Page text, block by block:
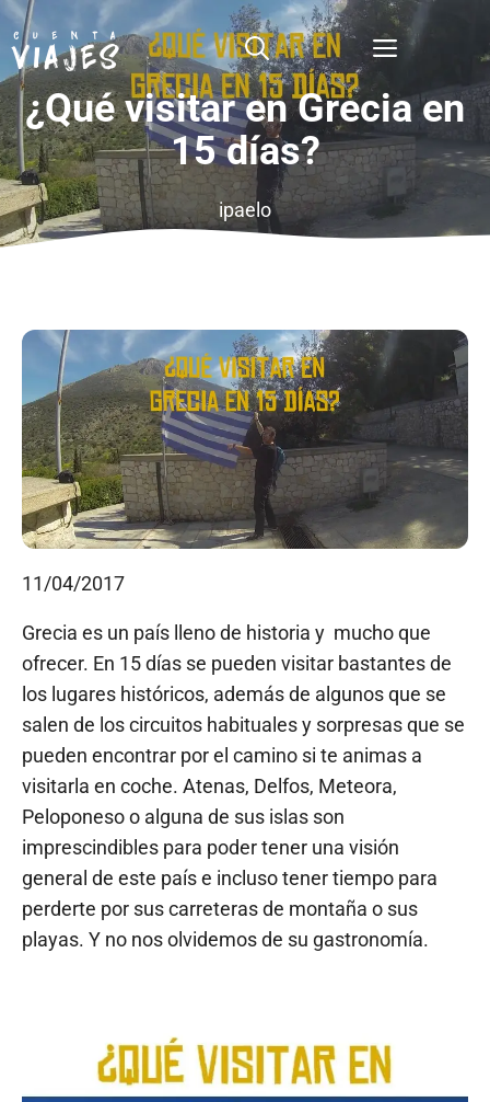
Saltar
al
contenido
Menú
¿Qué visitar en Grecia en
15 días?
ipaelo
11/04/2017
Grecia es un país lleno de historia y mucho que
ofrecer. En 15 días se pueden visitar bastantes de
los lugares históricos, además de algunos que se
salen de los circuitos habituales y sorpresas que se
pueden encontrar por el camino si te animas a
visitarla en coche. Atenas, Delfos, Meteora,
Peloponeso o alguna de sus islas son
imprescindibles para poder tener una visión
general de este país e incluso tener tiempo para
perderte por sus carreteras de montaña o sus
playas. Y no nos olvidemos de su gastronomía.